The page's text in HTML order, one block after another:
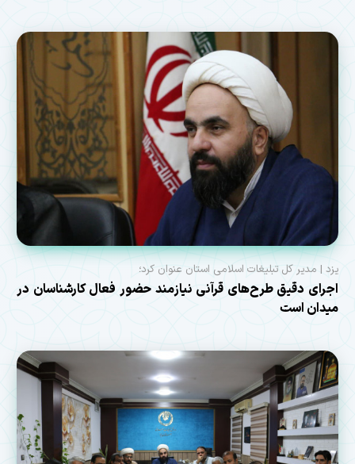
یزد | مدیر کل تبلیغات اسلامی استان عنوان کرد؛
اجرای دقیق طرح‌های قرآنی نیازمند حضور فعال کارشناسان در
میدان است